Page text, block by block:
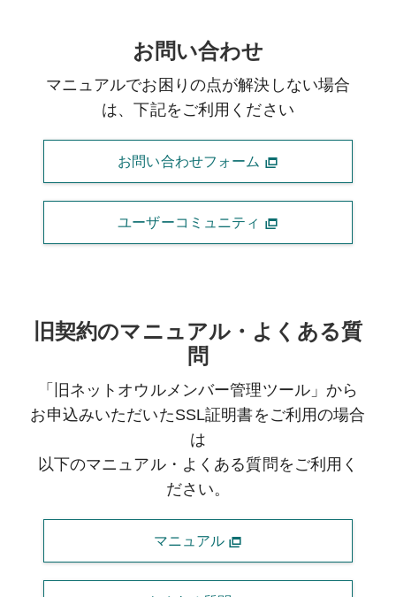
お問い合わせ
マニュアルでお困りの点が解決しない場合
は、下記をご利用ください
お問い合わせフォーム
ユーザーコミュニティ
旧契約のマニュアル・よくある質
問
「旧ネットオウルメンバー管理ツール」から
お申込みいただいたSSL証明書をご利用の場合
は
以下のマニュアル・よくある質問をご利用く
ださい。
マニュアル